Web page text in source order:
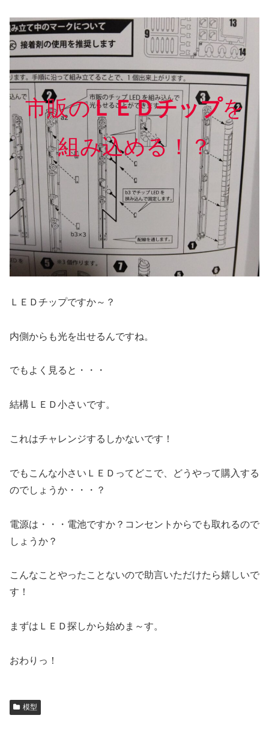
市販のＬＥＤチップを
組み込める！？
ＬＥＤチップですか～？
内側からも光を出せるんですね。
でもよく見ると・・・
結構ＬＥＤ小さいです。
これはチャレンジするしかないです！
でもこんな小さいＬＥＤってどこで、どうやって購入する
のでしょうか・・・？
電源は・・・電池ですか？コンセントからでも取れるので
しょうか？
こんなことやったことないので助言いただけたら嬉しいで
す！
まずはＬＥＤ探しから始めま～す。
おわりっ！
模型